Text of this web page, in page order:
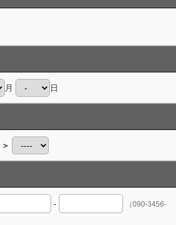
月 日
＞
-
（090-3456-